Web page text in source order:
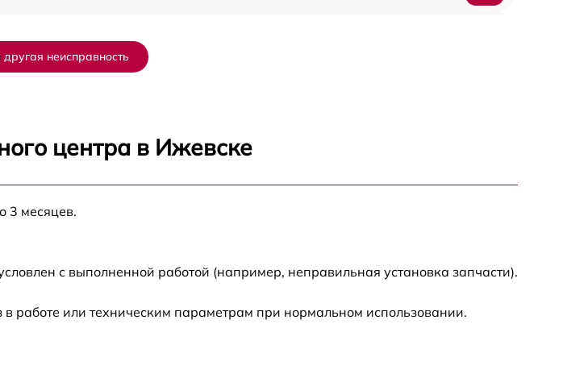
от 60 мин
неисправность
центра в Ижевске
3 месяцев.
с выполненной работой (например, неправильная установка запчасти).
работе или техническим параметрам при нормальном использовании.